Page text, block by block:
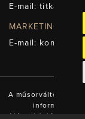
E-mail:
MARKETING,
E-mail:
A műsorváltozás
információ a
Másodközlésük a